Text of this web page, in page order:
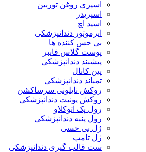
اسپری روغن توربین
اسپریدر
اسید اچ
ایرموتور دندانپزشکی
بی حس کننده ها
پوست گلاس فایبر
پیشبند دندانپزشکی
پین کانال
تمباند دندانپزشکی
روکش نایلونی سرساکشن
روکش یونیت دندانپزشکی
رول پک اتوکلاو
رول پنبه دندانپزشکی
ژل بی حسی
ژل تامپ
ست قالب گیری دندانپزشکی